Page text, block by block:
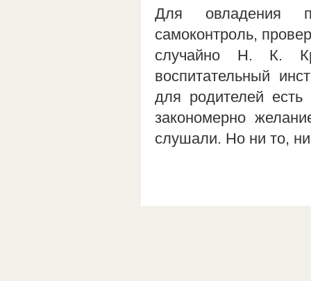
Для овладения
самоконтроль,
случайно Н. К.
воспитательный
для родителей есть
закономерно
слушали. Но ни то,